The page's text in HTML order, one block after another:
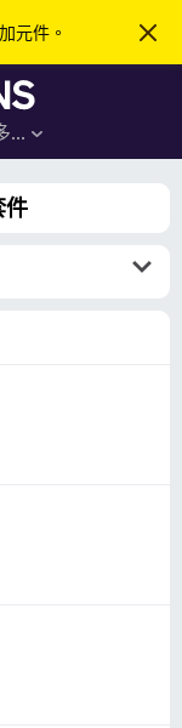
元件。
忽
此
…
登入
件